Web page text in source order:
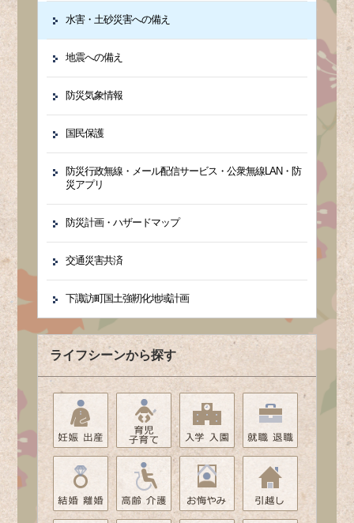
水害・土砂災害への備え
地震への備え
防災気象情報
国民保護
防災行政無線・メール配信サービス・公衆無線LAN・防
災アプリ
防災計画・ハザードマップ
交通災害共済
下諏訪町国土強靭化地域計画
ライフシーンから探す